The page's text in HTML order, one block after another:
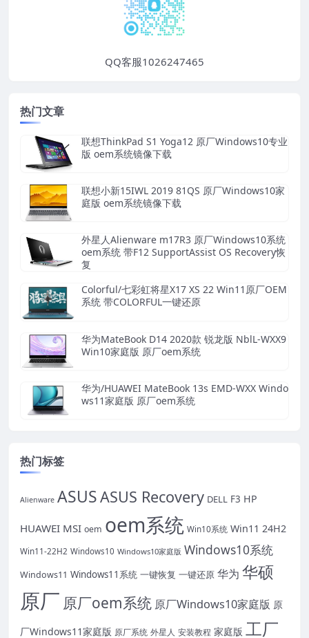
QQ客服1026247465
热门文章
联想ThinkPad S1 Yoga12 原厂Windows10专业
版 oem系统镜像下载
联想小新15IWL 2019 81QS 原厂Windows10家
庭版 oem系统镜像下载
外星人Alienware m17R3 原厂Windows10系统
oem系统 带F12 SupportAssist OS Recovery恢
复
Colorful/七彩虹将星X17 XS 22 Win11原厂OEM
系统 带COLORFUL一键还原
华为MateBook D14 2020款 锐龙版 NblL-WXX9
Win10家庭版 原厂oem系统
华为/HUAWEI MateBook 13s EMD-WXX Windo
ws11家庭版 原厂oem系统
热门标签
Alienware ASUSASUS Recovery DELL F3 HP
HUAWEI MSI oem oem系统 Win10系统 Win11 24H2
Win11-22H2 Windows10 Windows10家庭版 Windows10系统
Windows11 Windows11系统 一键恢复 一键还原 华为 华硕
原厂 原厂oem系统 原厂Windows10家庭版 原
厂Windows11家庭版 原厂系统 外星人 安装教程 家庭版 工厂